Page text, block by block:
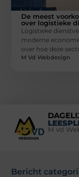
De meest
over logistieke
Logistieke
moderne
over hoe deze
M Vd Webdesign
M vd
Bericht